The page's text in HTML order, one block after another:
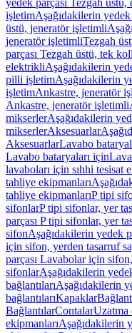
yedek parçası Tezgah
işletimAşağıdakilerin
üstü, jeneratör işletimli
jeneratör işletimliTezgah
parçası Tezgah üstü, tek
elektrikliAşağıdakilerin
pilli işletimAşağıdakilerin
işletimAnkastre, jeneratör
Ankastre, jeneratör işletimli
mikserlerAşağıdakilerin
mikserlerAksesuarlar
AksesuarlarLavabo
Lavabo bataryaları için
lavaboları için sıhhi tesisat
tahliye ekipmanları
tahliye ekipmanlarıP tipi
sifonlarP tipi sifonlar, yer
parçası P tipi sifonlar, yer
sifonAşağıdakilerin yedek
için sifon, yerden tasarruf
parçası Lavabolar için
sifonlarAşağıdakilerin
bağlantılarıAşağıdakilerin
bağlantılarıKapaklar
BağlantılarContalarUzatma
ekipmanlarıAşağıdakilerin